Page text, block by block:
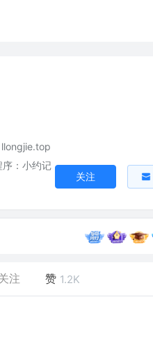
llongjie.top
：小约记
关注
注 赞 1.2K